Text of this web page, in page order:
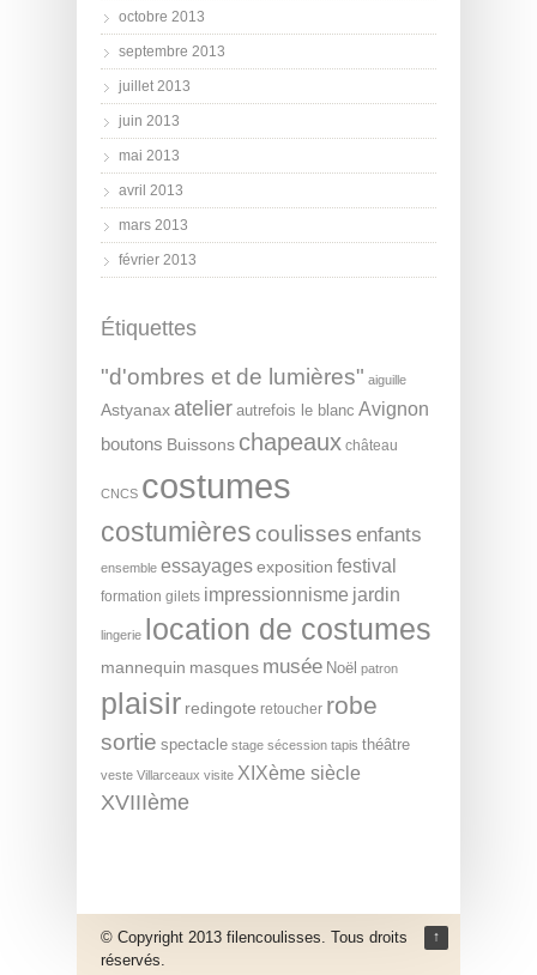
octobre 2013
septembre 2013
juillet 2013
juin 2013
mai 2013
avril 2013
mars 2013
février 2013
Étiquettes
"d'ombres et de lumières" aiguille
Astyanax atelier autrefois le blanc Avignon
boutons Buissons chapeaux château
CNCS costumes
costumières coulisses enfants
ensemble essayagesexposition festival
formation gilets impressionnisme jardin
lingerie location de costumes
mannequin masques musée Noël patron
plaisir redingote retoucher robe
sortie spectacle stage sécession tapis théâtre
veste Villarceaux visite XIXème siècle
XVIIIème
↑
© Copyright 2013 filencoulisses. Tous droits
réservés.